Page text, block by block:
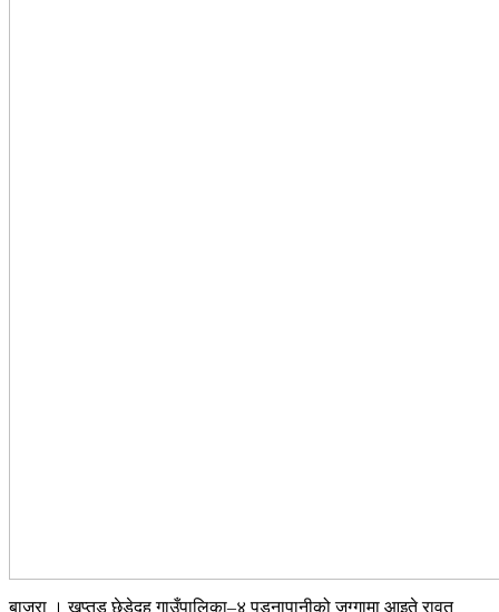
बाजुरा । खप्तड छेडेदह गाउँपालिका–४ पड्नापानीको जग्गामा आइते रावत